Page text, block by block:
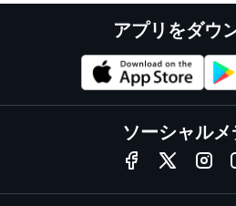
アプリをダウ
ソーシャル